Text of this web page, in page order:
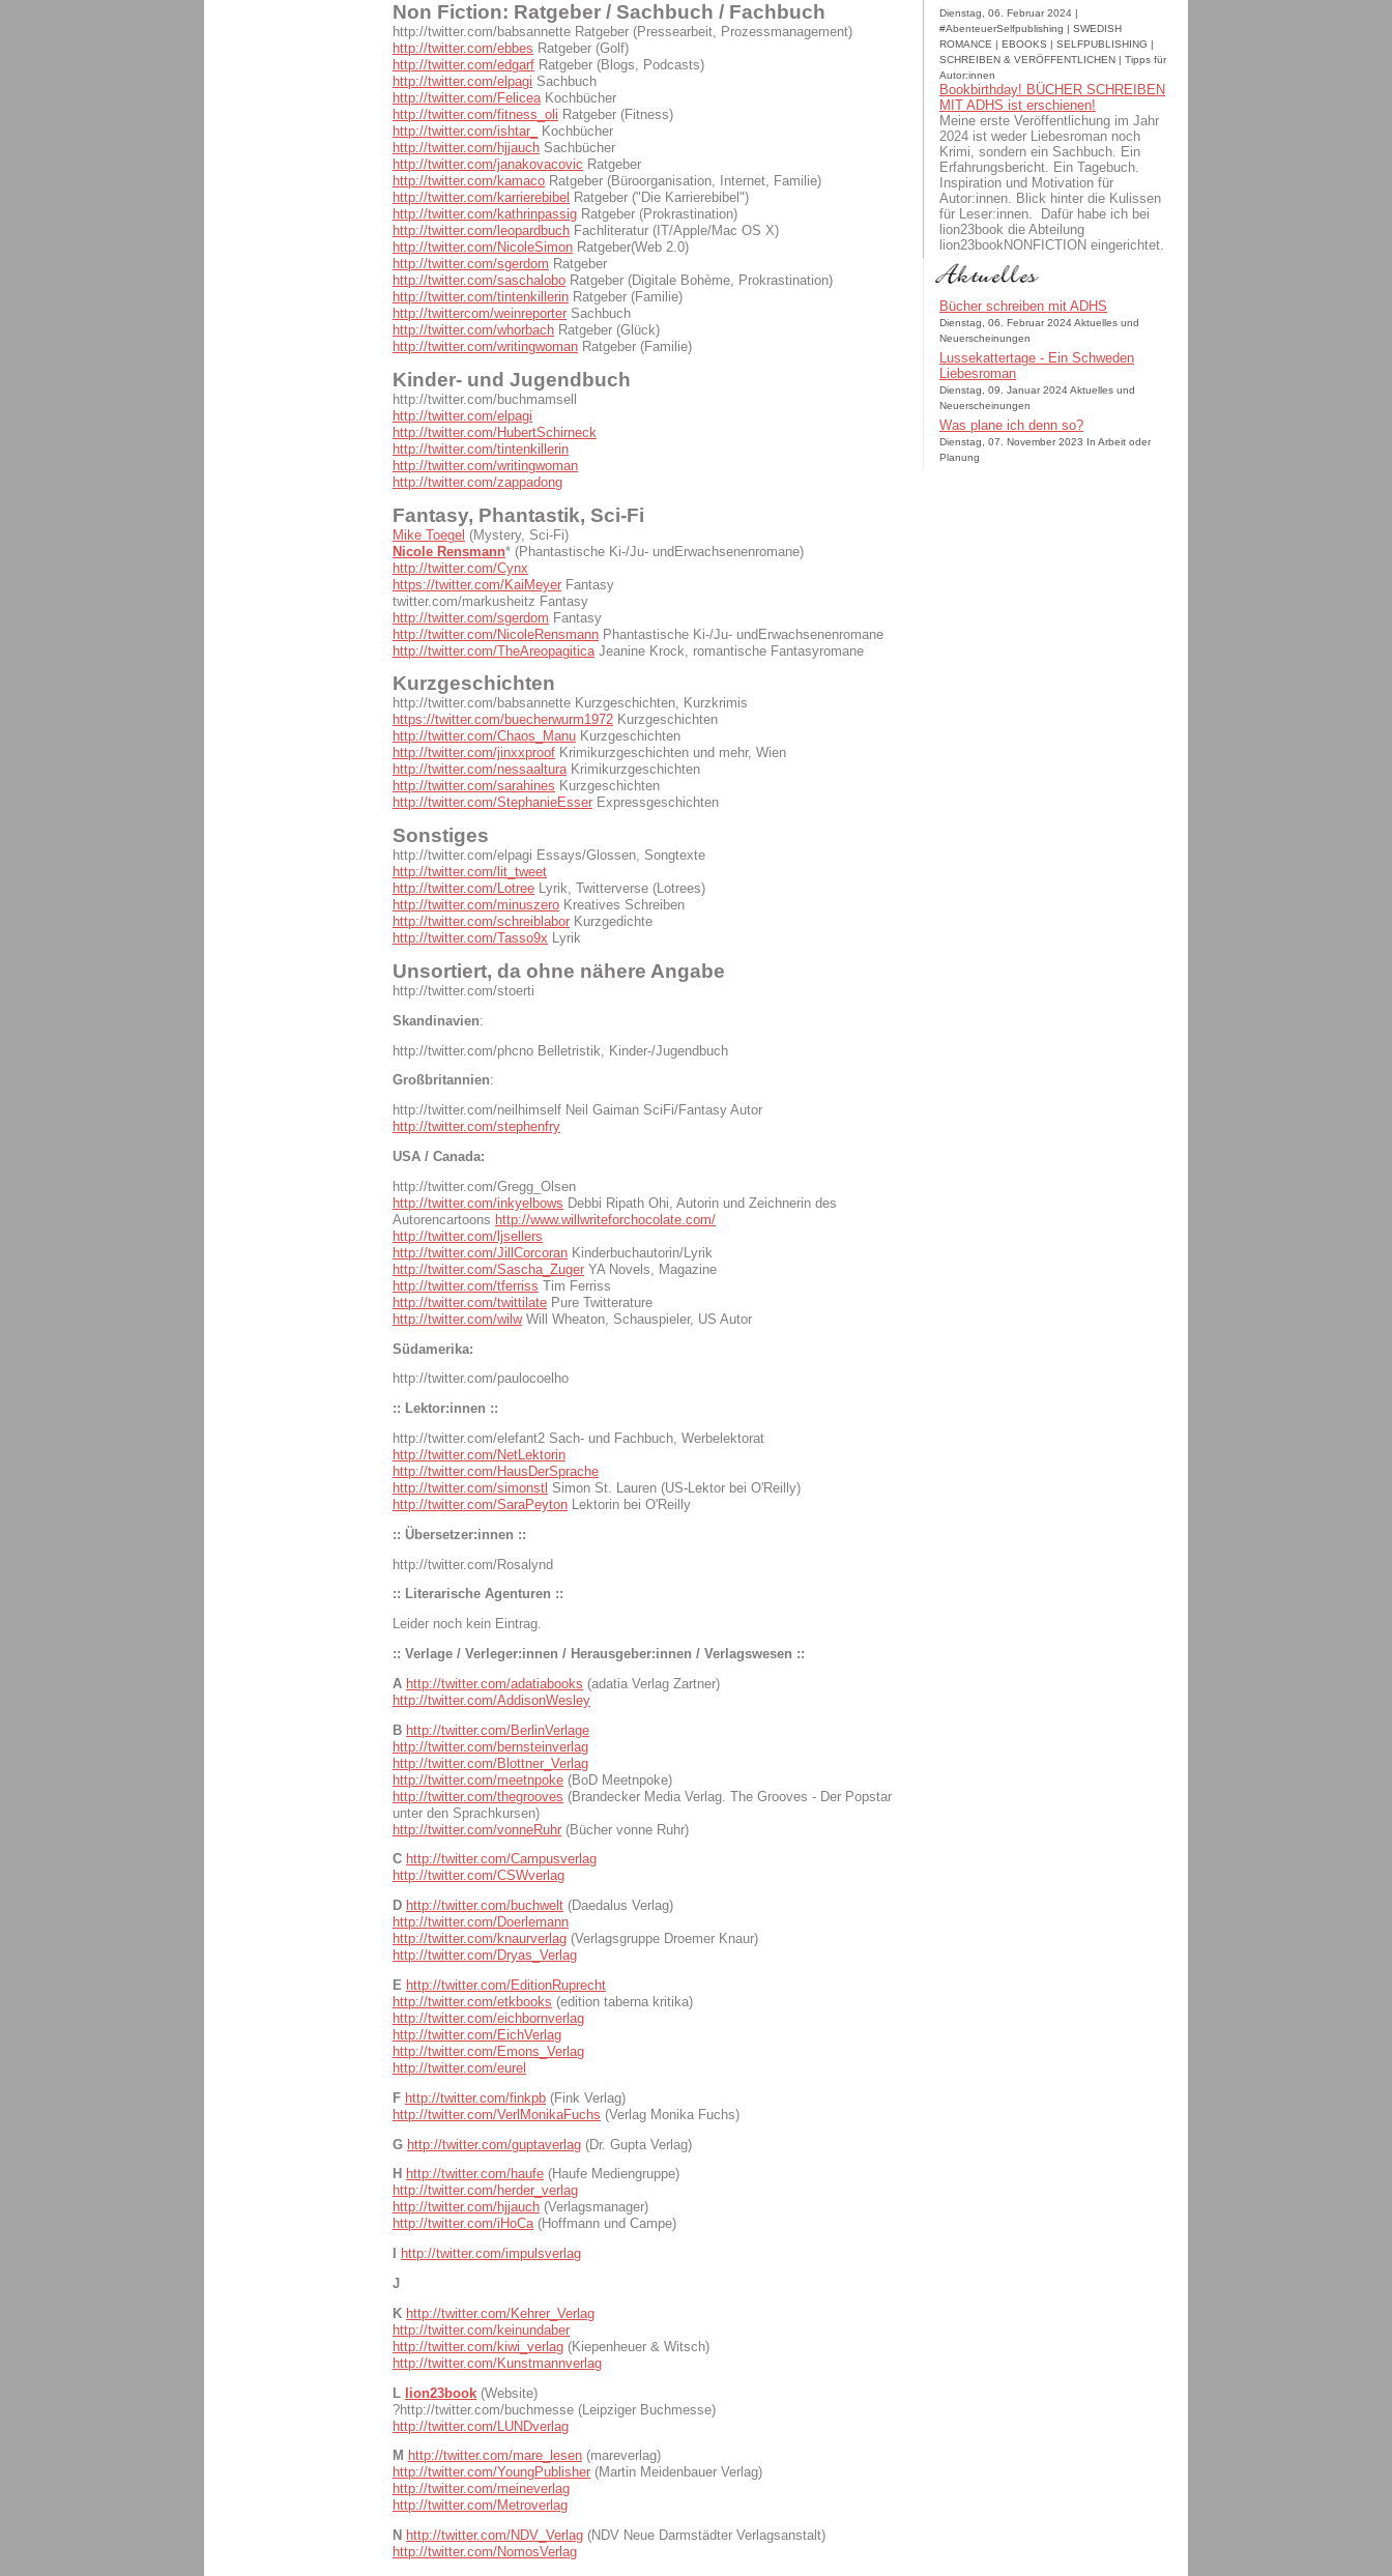
Non Fiction: Ratgeber / Sachbuch / Fachbuch
http://twitter.com/babsannette Ratgeber (Pressearbeit, Prozessmanagement)
http://twitter.com/ebbes Ratgeber (Golf)
http://twitter.com/edgarf Ratgeber (Blogs, Podcasts)
http://twitter.com/elpagi Sachbuch
http://twitter.com/FeliceaKochbücher
http://twitter.com/fitness_oli Ratgeber (Fitness)
http://twitter.com/ishtar_
Kochbücher
http://twitter.com/hjjauch Sachbücher
http://twitter.com/janakovacovic Ratgeber
http://twitter.com/kamaco Ratgeber (Büroorganisation, Internet, Familie)
http://twitter.com/karrierebibel Ratgeber ("Die Karrierebibel")
http://twitter.com/kathrinpassig Ratgeber (Prokrastination)
http://twitter.com/leopardbuch Fachliteratur (IT/Apple/Mac OS X)
http://twitter.com/NicoleSimon Ratgeber(Web 2.0)
http://twitter.com/sgerdom Ratgeber
http://twitter.com/saschalobo Ratgeber (Digitale Bohème, Prokrastination)
http://twitter.com/tintenkillerin Ratgeber (Familie)
http://twittercom/weinreporter Sachbuch
http://twitter.com/whorbach Ratgeber (Glück)
http://twitter.com/writingwoman Ratgeber (Familie)
Kinder- und Jugendbuch
http://twitter.com/buchmamsell
http://twitter.com/elpagi
http://twitter.com/HubertSchirneck
http://twitter.com/tintenkillerin
http://twitter.com/writingwoman
http://twitter.com/zappadong
Fantasy, Phantastik, Sci-Fi
Mike Toegel (Mystery, Sci-Fi)
Nicole Rensmann* (Phantastische Ki-/Ju- undErwachsenenromane)
http://twitter.com/Cynx
https://twitter.com/KaiMeyer Fantasy
twitter.com/markusheitz Fantasy
http://twitter.com/sgerdom Fantasy
http://twitter.com/NicoleRensmann Phantastische Ki-/Ju- undErwachsenenromane
http://twitter.com/TheAreopagitica Jeanine Krock, romantische Fantasyromane
Kurzgeschichten
http://twitter.com/babsannette Kurzgeschichten, Kurzkrimis
https://twitter.com/buecherwurm1972 Kurzgeschichten
http://twitter.com/Chaos_Manu Kurzgeschichten
http://twitter.com/jinxxproof Krimikurzgeschichten und mehr, Wien
http://twitter.com/nessaalturaKrimikurzgeschichten
http://twitter.com/sarahines Kurzgeschichten
http://twitter.com/StephanieEsser Expressgeschichten
Sonstiges
http://twitter.com/elpagi Essays/Glossen, Songtexte
http://twitter.com/lit_tweet
http://twitter.com/Lotree Lyrik, Twitterverse (Lotrees)
http://twitter.com/minuszero Kreatives Schreiben
http://twitter.com/schreiblabor Kurzgedichte
http://twitter.com/Tasso9x Lyrik
Unsortiert, da ohne nähere Angabe
http://twitter.com/stoerti
Skandinavien:
http://twitter.com/phcno Belletristik, Kinder-/Jugendbuch
Großbritannien:
http://twitter.com/neilhimself Neil Gaiman SciFi/Fantasy Autor
http://twitter.com/stephenfry
USA / Canada:
http://twitter.com/Gregg_Olsen
http://twitter.com/inkyelbows Debbi Ripath Ohi, Autorin und Zeichnerin des
Autorencartoons http://www.willwriteforchocolate.com/
http://twitter.com/ljsellers
http://twitter.com/JillCorcoran Kinderbuchautorin/Lyrik
http://twitter.com/Sascha_Zuger YA Novels, Magazine
http://twitter.com/tferriss Tim Ferriss
http://twitter.com/twittilate Pure Twitterature
http://twitter.com/wilwWill Wheaton, Schauspieler, US Autor
Südamerika:
http://twitter.com/paulocoelho
:: Lektor:innen ::
http://twitter.com/elefant2 Sach- und Fachbuch, Werbelektorat
http://twitter.com/NetLektorin
http://twitter.com/HausDerSprache
http://twitter.com/simonstl Simon St. Lauren (US-Lektor bei O'Reilly)
http://twitter.com/SaraPeyton Lektorin bei O'Reilly
:: Übersetzer:innen ::
http://twitter.com/Rosalynd
:: Literarische Agenturen ::
Leider noch kein Eintrag.
:: Verlage / Verleger:innen / Herausgeber:innen / Verlagswesen ::
A http://twitter.com/adatiabooks (adatia Verlag Zartner)
http://twitter.com/AddisonWesley
B http://twitter.com/BerlinVerlage
http://twitter.com/bernsteinverlag
http://twitter.com/Blottner_Verlag
http://twitter.com/meetnpoke (BoD Meetnpoke)
http://twitter.com/thegrooves (Brandecker Media Verlag. The Grooves - Der Popstar
unter den Sprachkursen)
http://twitter.com/vonneRuhr (Bücher vonne Ruhr)
C http://twitter.com/Campusverlag
http://twitter.com/CSWverlag
D http://twitter.com/buchwelt (Daedalus Verlag)
http://twitter.com/Doerlemann
http://twitter.com/knaurverlag (Verlagsgruppe Droemer Knaur)
http://twitter.com/Dryas_Verlag
E http://twitter.com/EditionRuprecht
http://twitter.com/etkbooks (edition taberna kritika)
http://twitter.com/eichbornverlag
http://twitter.com/EichVerlag
http://twitter.com/Emons_Verlag
http://twitter.com/eurel
F http://twitter.com/finkpb (Fink Verlag)
http://twitter.com/VerlMonikaFuchs (Verlag Monika Fuchs)
G http://twitter.com/guptaverlag (Dr. Gupta Verlag)
H http://twitter.com/haufe (Haufe Mediengruppe)
http://twitter.com/herder_verlag
http://twitter.com/hjjauch (Verlagsmanager)
http://twitter.com/iHoCa(Hoffmann und Campe)
http://twitter.com/impulsverlag
J
K http://twitter.com/Kehrer_Verlag
http://twitter.com/keinundaber
http://twitter.com/kiwi_verlag (Kiepenheuer & Witsch)
http://twitter.com/Kunstmannverlag
L lion23book (Website)
?http://twitter.com/buchmesse (Leipziger Buchmesse)
http://twitter.com/LUNDverlag
M http://twitter.com/mare_lesen (mareverlag)
http://twitter.com/YoungPublisher (Martin Meidenbauer Verlag)
http://twitter.com/meineverlag
http://twitter.com/Metroverlag
N http://twitter.com/NDV_Verlag (NDV Neue Darmstädter Verlagsanstalt)
http://twitter.com/NomosVerlag
Dienstag, 06. Februar 2024 |
#AbenteuerSelfpublishing | SWEDISH
ROMANCE | EBOOKS | SELFPUBLISHING |
SCHREIBEN & VERÖFFENTLICHEN | Tipps für
Autor:innen
Bookbirthday! BÜCHER SCHREIBEN
MIT ADHS ist erschienen!
Meine erste Veröffentlichung im Jahr
2024 ist weder Liebesroman noch
Krimi, sondern ein Sachbuch. Ein
Erfahrungsbericht. Ein Tagebuch.
Inspiration und Motivation für
Autor:innen. Blick hinter die Kulissen
für Leser:innen. Dafür habe ich bei
lion23book die Abteilung
lion23bookNONFICTION eingerichtet.
Bücher schreiben mit ADHS
Dienstag, 06. Februar 2024 Aktuelles und
Neuerscheinungen
Lussekattertage - Ein Schweden
Liebesroman
Dienstag, 09. Januar 2024 Aktuelles und
Neuerscheinungen
Was plane ich denn so?
Dienstag, 07. November 2023 In Arbeit oder
Planung